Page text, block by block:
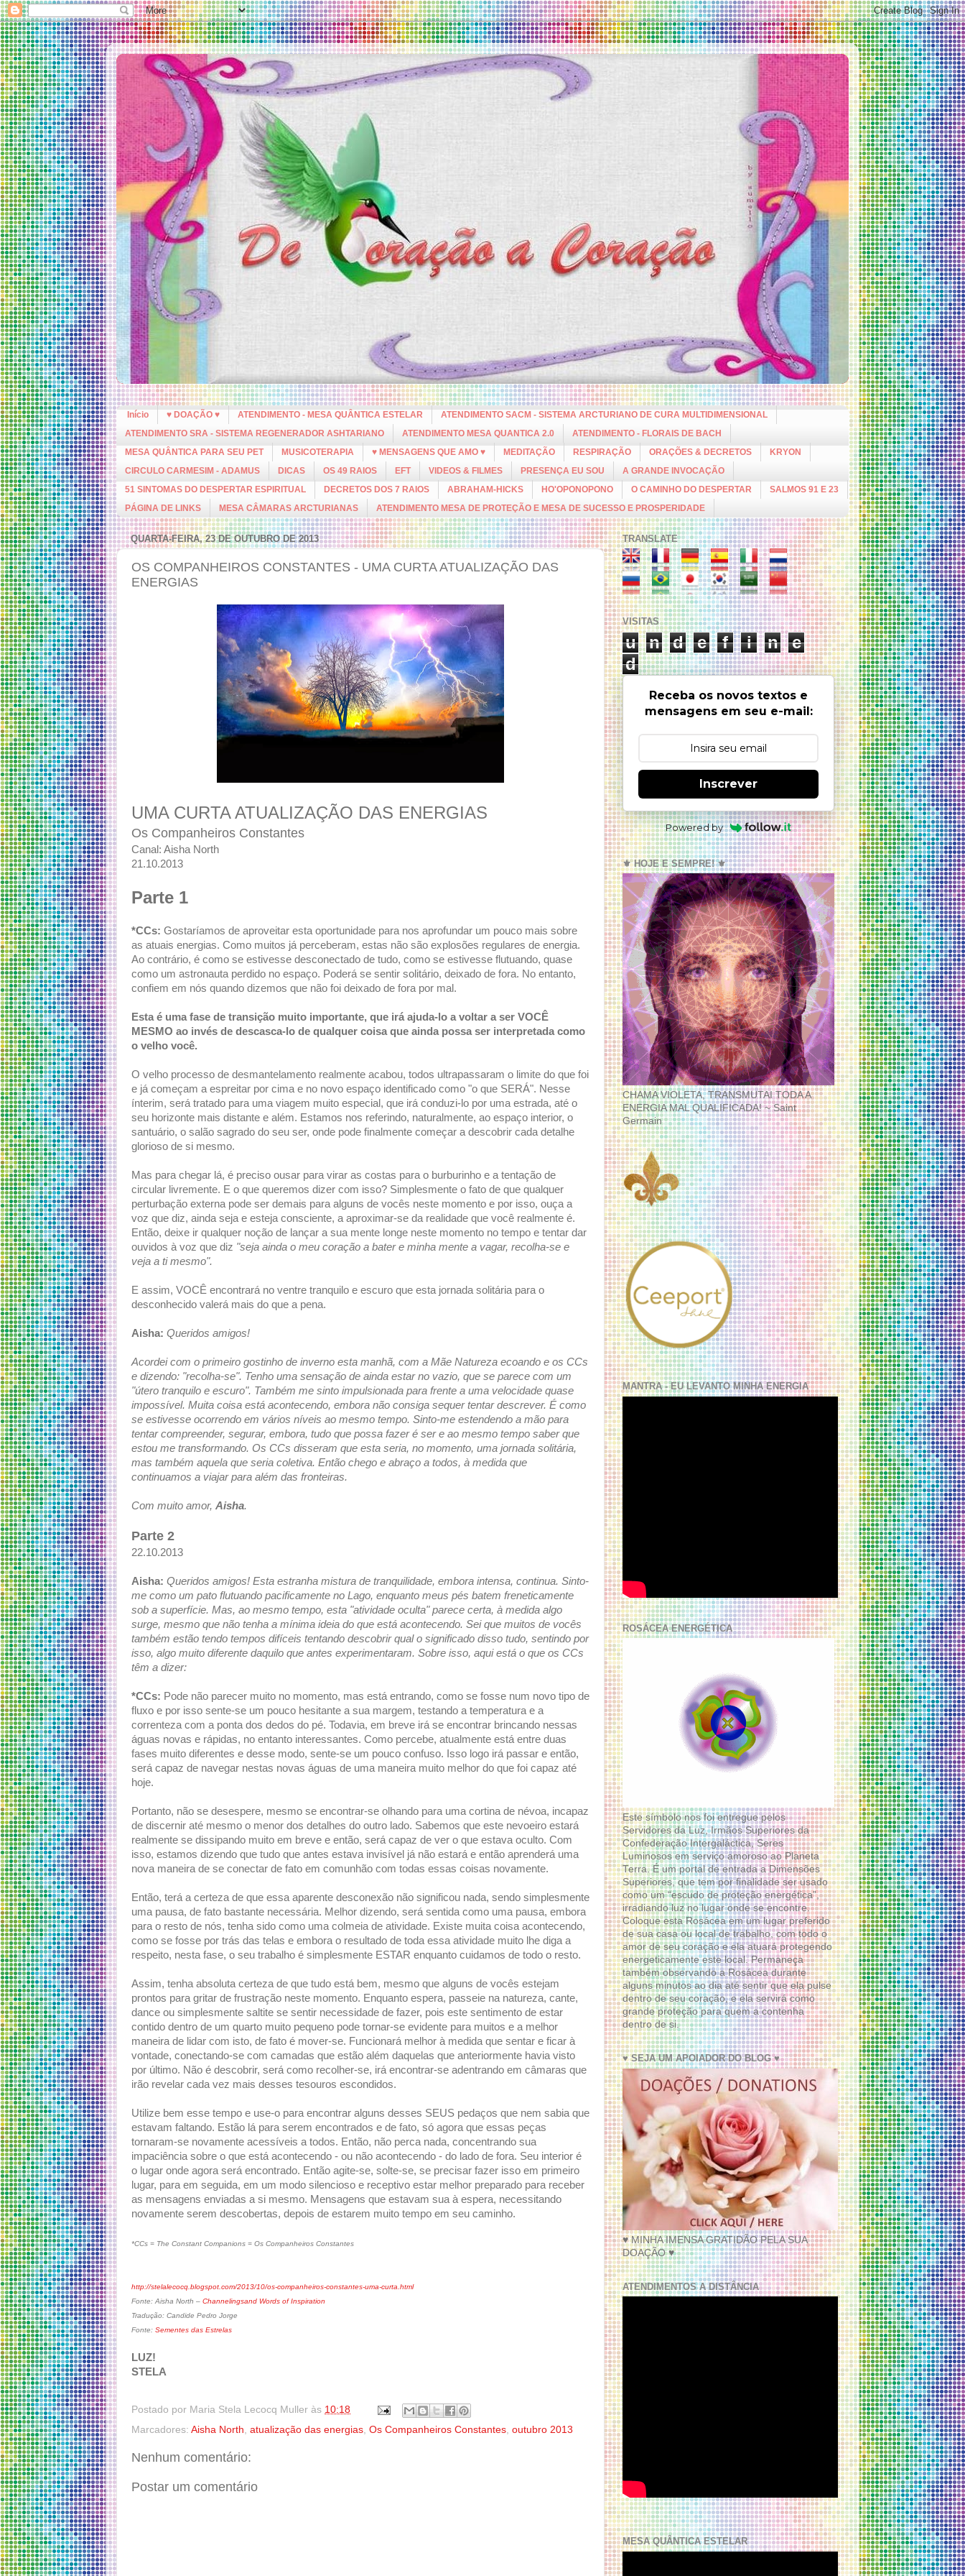
Início ♥ DOAÇÃO ♥ ATENDIMENTO - MESA QUÂNTICA ESTELAR
ATENDIMENTO SACM - SISTEMA ARCTURIANO DE CURA MULTIDIMENSIONAL
ATENDIMENTO SRA - SISTEMA REGENERADOR ASHTARIANO
ATENDIMENTO MESA QUANTICA 2.0
ATENDIMENTO - FLORAIS DE BACH
MESA QUÂNTICA PARA SEU PET
MUSICOTERAPIA ♥ MENSAGENS QUE AMO ♥ MEDITAÇÃO RESPIRAÇÃO ORAÇÕES & DECRETOS
KRYON
CIRCULO CARMESIM - ADAMUS
DICAS OS 49 RAIOS EFT VIDEOS & FILMES PRESENÇA EU SOU
A GRANDE INVOCAÇÃO
51 SINTOMAS DO DESPERTAR ESPIRITUAL
DECRETOS DOS 7 RAIOS ABRAHAM-HICKS HO'OPONOPONO O CAMINHO DO DESPERTAR
SALMOS 91 E 23
PÁGINA DE LINKS
MESA CÂMARAS ARCTURIANAS ATENDIMENTO MESA DE PROTEÇÃO E MESA DE SUCESSO E PROSPERIDADE
QUARTA-FEIRA, 23 DE OUTUBRO DE 2013
OS COMPANHEIROS CONSTANTES - UMA CURTA ATUALIZAÇÃO DAS
ENERGIAS
UMA CURTA ATUALIZAÇÃO DAS ENERGIAS
Os Companheiros Constantes
Canal: Aisha North
21.10.2013
Parte 1
*CCs: Gostaríamos de aproveitar esta oportunidade para nos aprofundar um pouco mais sobre
as atuais energias. Como muitos já perceberam, estas não são explosões regulares de energia.
Ao contrário, é como se estivesse desconectado de tudo, como se estivesse flutuando, quase
como um astronauta perdido no espaço. Poderá se sentir solitário, deixado de fora. No entanto,
confiem em nós quando dizemos que não foi deixado de fora por mal.
Esta é uma fase de transição muito importante, que irá ajuda-lo a voltar a ser VOCÊ
MESMO ao invés de descasca-lo de qualquer coisa que ainda possa ser interpretada como
o velho você.
O velho processo de desmantelamento realmente acabou, todos ultrapassaram o limite do que foi
e já começam a espreitar por cima e no novo espaço identificado como "o que SERÁ". Nesse
ínterim, será tratado para uma viagem muito especial, que irá conduzi-lo por uma estrada, até o
seu horizonte mais distante e além. Estamos nos referindo, naturalmente, ao espaço interior, o
santuário, o salão sagrado do seu ser, onde pode finalmente começar a descobrir cada detalhe
glorioso de si mesmo.
Mas para chegar lá, é preciso ousar para virar as costas para o burburinho e a tentação de
circular livremente. E o que queremos dizer com isso? Simplesmente o fato de que qualquer
perturbação externa pode ser demais para alguns de vocês neste momento e por isso, ouça a
voz que diz, ainda seja e esteja consciente, a aproximar-se da realidade que você realmente é.
Então, deixe ir qualquer noção de lançar a sua mente longe neste momento no tempo e tentar dar
ouvidos à voz que diz "seja ainda o meu coração a bater e minha mente a vagar, recolha-se e
veja a ti mesmo".
E assim, VOCÊ encontrará no ventre tranquilo e escuro que esta jornada solitária para o
desconhecido valerá mais do que a pena.
Aisha: Queridos amigos!
Acordei com o primeiro gostinho de inverno esta manhã, com a Mãe Natureza ecoando e os CCs
e dizendo: "recolha-se". Tenho uma sensação de ainda estar no vazio, que se parece com um
"útero tranquilo e escuro". Também me sinto impulsionada para frente a uma velocidade quase
impossível. Muita coisa está acontecendo, embora não consiga sequer tentar descrever. É como
se estivesse ocorrendo em vários níveis ao mesmo tempo. Sinto-me estendendo a mão para
tentar compreender, segurar, embora, tudo que possa fazer é ser e ao mesmo tempo saber que
estou me transformando. Os CCs disseram que esta seria, no momento, uma jornada solitária,
mas também aquela que seria coletiva. Então chego e abraço a todos, à medida que
continuamos a viajar para além das fronteiras.
Com muito amor, Aisha.
Parte 2
22.10.2013
Aisha: Queridos amigos! Esta estranha mistura de tranquilidade, embora intensa, continua. Sinto-
me como um pato flutuando pacificamente no Lago, enquanto meus pés batem freneticamente
sob a superfície. Mas, ao mesmo tempo, esta "atividade oculta" parece certa, à medida algo
surge, mesmo que não tenha a mínima ideia do que está acontecendo. Sei que muitos de vocês
também estão tendo tempos difíceis tentando descobrir qual o significado disso tudo, sentindo por
isso, algo muito diferente daquilo que antes experimentaram. Sobre isso, aqui está o que os CCs
têm a dizer:
*CCs: Pode não parecer muito no momento, mas está entrando, como se fosse num novo tipo de
fluxo e por isso sente-se um pouco hesitante a sua margem, testando a temperatura e a
correnteza com a ponta dos dedos do pé. Todavia, em breve irá se encontrar brincando nessas
águas novas e rápidas, no entanto interessantes. Como percebe, atualmente está entre duas
fases muito diferentes e desse modo, sente-se um pouco confuso. Isso logo irá passar e então,
será capaz de navegar nestas novas águas de uma maneira muito melhor do que foi capaz até
hoje.
Portanto, não se desespere, mesmo se encontrar-se olhando para uma cortina de névoa, incapaz
de discernir até mesmo o menor dos detalhes do outro lado. Sabemos que este nevoeiro estará
realmente se dissipando muito em breve e então, será capaz de ver o que estava oculto. Com
isso, estamos dizendo que tudo que antes estava invisível já não estará e então aprenderá uma
nova maneira de se conectar de fato em comunhão com todas essas coisas novamente.
Então, terá a certeza de que essa aparente desconexão não significou nada, sendo simplesmente
uma pausa, de fato bastante necessária. Melhor dizendo, será sentida como uma pausa, embora
para o resto de nós, tenha sido como uma colmeia de atividade. Existe muita coisa acontecendo,
como se fosse por trás das telas e embora o resultado de toda essa atividade muito lhe diga a
respeito, nesta fase, o seu trabalho é simplesmente ESTAR enquanto cuidamos de todo o resto.
Assim, tenha absoluta certeza de que tudo está bem, mesmo que alguns de vocês estejam
prontos para gritar de frustração neste momento. Enquanto espera, passeie na natureza, cante,
dance ou simplesmente saltite se sentir necessidade de fazer, pois este sentimento de estar
contido dentro de um quarto muito pequeno pode tornar-se evidente para muitos e a melhor
maneira de lidar com isto, de fato é mover-se. Funcionará melhor à medida que sentar e ficar à
vontade, conectando-se com camadas que estão além daquelas que anteriormente havia visto
por último. Não é descobrir, será como recolher-se, irá encontrar-se adentrando em câmaras que
irão revelar cada vez mais desses tesouros escondidos.
Utilize bem esse tempo e use-o para encontrar alguns desses SEUS pedaços que nem sabia que
estavam faltando. Estão lá para serem encontrados e de fato, só agora que essas peças
tornaram-se novamente acessíveis a todos. Então, não perca nada, concentrando sua
impaciência sobre o que está acontecendo - ou não acontecendo - do lado de fora. Seu interior é
o lugar onde agora será encontrado. Então agite-se, solte-se, se precisar fazer isso em primeiro
lugar, para em seguida, em um modo silencioso e receptivo estar melhor preparado para receber
as mensagens enviadas a si mesmo. Mensagens que estavam sua à espera, necessitando
novamente serem descobertas, depois de estarem muito tempo em seu caminho.
*CCs = The Constant Companions = Os Companheiros Constantes
http://stelalecocq.blogspot.com/2013/10/os-companheiros-constantes-uma-curta.html
Fonte: Aisha North – Channelingsand Words of Inspiration
Tradução: Candide Pedro Jorge
Fonte: Sementes das Estrelas
LUZ!
STELA
Postado por Maria Stela Lecocq Muller às 10:18
Marcadores: Aisha North atualização das energias Os Companheiros Constantes outubro 2013
Nenhum comentário:
Postar um comentário
TRANSLATE
VISITAS
u n d e f i n
e
d
Receba os novos textos e
mensagens em seu e-mail:
Inscrever
Powered by
⚜️ HOJE E SEMPRE! ⚜️
CHAMA VIOLETA, TRANSMUTAI TODA A
ENERGIA MAL QUALIFICADA! ~ Saint
Germain
MANTRA - EU LEVANTO MINHA ENERGIA
ROSÁCEA ENERGÉTICA
Este símbolo nos foi entregue pelos
Servidores da Luz, Irmãos Superiores da
Confederação Intergaláctica, Seres
Luminosos em serviço amoroso ao Planeta
Terra. É um portal de entrada a Dimensões
Superiores, que tem por finalidade ser usado
como um “escudo de proteção energética”,
irradiando luz no lugar onde se encontre.
Coloque esta Rosácea em um lugar preferido
de sua casa ou local de trabalho, com todo o
amor de seu coração e ela atuará protegendo
energeticamente este local. Permaneça
também observando a Rosácea durante
alguns minutos ao dia até sentir que ela pulse
dentro de seu coração, e ela servirá como
grande proteção para quem a contenha
dentro de si.
♥ SEJA UM APOIADOR DO BLOG ♥
♥ MINHA IMENSA GRATIDÃO PELA SUA
DOAÇÃO ♥
ATENDIMENTOS A DISTÂNCIA
MESA QUÂNTICA ESTELAR